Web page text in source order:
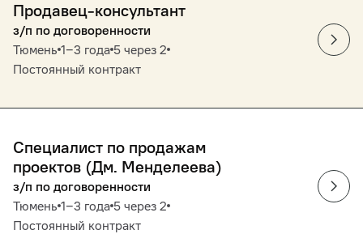
Продавец-консультант
з/п по договоренности
Тюмень 1‒3 года 5 через 2
Постоянный контракт
Специалист по продажам
проектов (Дм. Менделеева)
з/п по договоренности
Тюмень 1‒3 года 5 через 2
Постоянный контракт